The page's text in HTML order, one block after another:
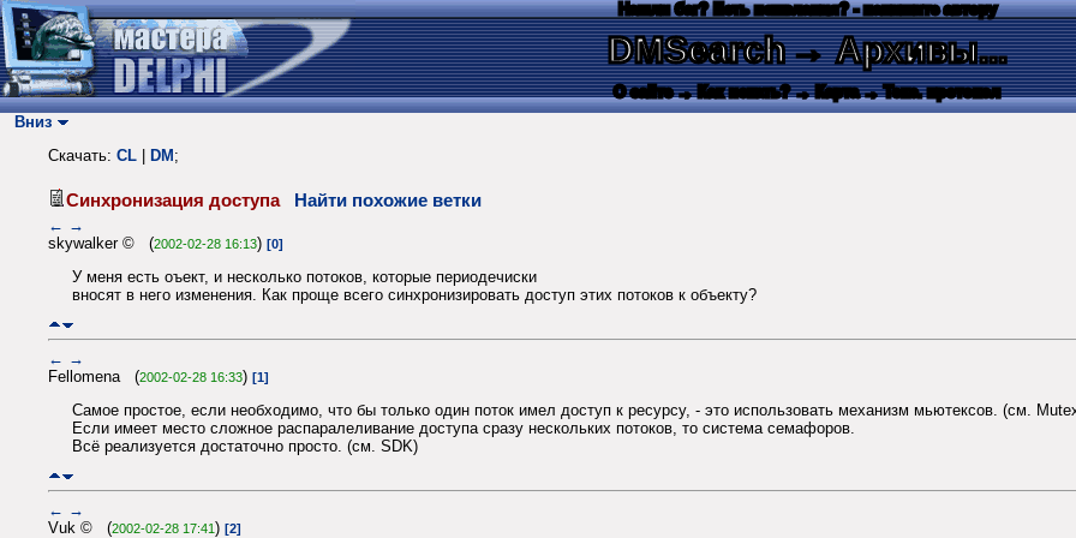
Нашли баг? Есть пожелания? - напишите автору
DMSearch→ Архивы...
О сайте → Как искать? → Карта → Текс. протокол
Вниз
Скачать: CL DM ;
Синхронизация доступа Найти похожие ветки
← →
skywalker © (2002-02-28 16:13) [0]
У меня есть оъект, и несколько потоков, которые периодечиски
вносят в него изменения. Как проще всего синхронизировать доступ этих потоков к объекту?
← →
Fellomena (2002-02-28 16:33) [1]
Самое простое, если необходимо, что бы только один поток имел доступ к ресурсу, - это использовать механизм мьютексов. (см.
Если имеет место сложное распаралеливание доступа сразу нескольких потоков, то система семафоров.
Всё реализуется достаточно просто. (см. SDK)
← →
Vuk © (2002-02-28 17:41) [2]